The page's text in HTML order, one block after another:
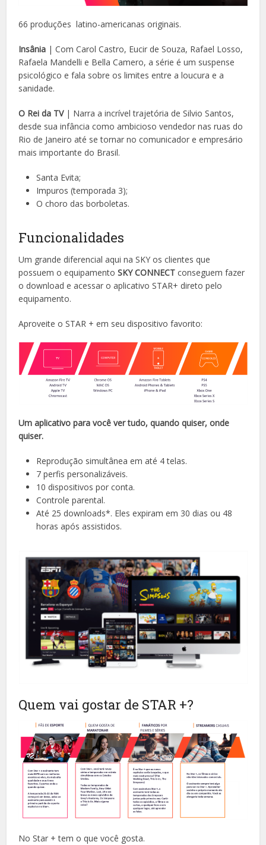
66 produções latino-americanas originais.
Insânia | Com Carol Castro, Eucir de Souza, Rafael Losso,
Rafaela Mandelli e Bella Camero, a série é um suspense
psicológico e fala sobre os limites entre a loucura e a
sanidade.
O Rei da TV| Narra a incrível trajetória de Silvio Santos,
desde sua infância como ambicioso vendedor nas ruas do
Rio de Janeiro até se tornar no comunicador e empresário
mais importante do Brasil.
Santa Evita;
Impuros (temporada 3);
O choro das borboletas.
Funcionalidades
Um grande diferencial aqui na SKY os clientes que
possuem o equipamentoSKY CONNECTconseguem fazer
o download e acessar o aplicativo STAR+ direto pelo
equipamento.
Aproveite o STAR + em seu dispositivo favorito:
Um aplicativo para você ver tudo, quando quiser, onde
quiser.
Reprodução simultânea em até 4 telas.
7 perfis personalizáveis.
10 dispositivos por conta.
Controle parental.
Até 25 downloads*. Eles expiram em 30 dias ou 48
horas após assistidos.
Quem vai gostar de STAR +?
No Star + tem o que você gosta.